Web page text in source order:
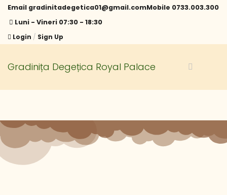
Email gradinitadegetica01@gmail.comMobile 0733.003.300
Luni - Vineri 07:30 - 18:30
Login / Sign Up
Gradinița Degețica Royal Palace